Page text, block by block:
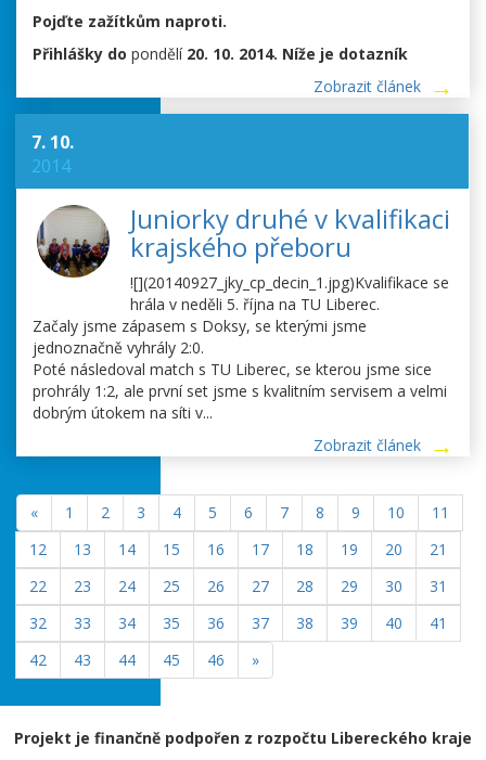
Pojďte zažítkům naproti.
Přihlášky do pondělí 20. 10. 2014. Níže je dotazník
Zobrazit článek
7. 10.
2014
Juniorky druhé v kvalifikaci
krajského přeboru
![](20140927_jky_cp_decin_1.jpg)Kvalifikace se
hrála v neděli 5. října na TU Liberec.
Začaly jsme zápasem s Doksy, se kterými jsme
jednoznačně vyhrály 2:0.
Poté následoval match s TU Liberec, se kterou jsme sice
prohrály 1:2, ale první set jsme s kvalitním servisem a velmi
dobrým útokem na síti v...
Zobrazit článek
« 1 2 3 4 5 6 7 8 9 10
11
12
13 14 15 16 17 18 19 20
21
22
23 24 25 26 27 28 29 30
31
32
33 34 35 36 37 38 39 40
41
42
43 44 45 46 »
Projekt je finančně podpořen z rozpočtu Libereckého kraje